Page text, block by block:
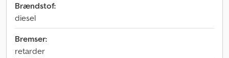
Brændstof:
diesel
Bremser:
retarder